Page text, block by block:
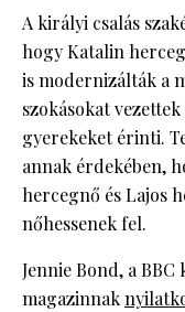
A királyi csalás
hogy Katalin
is modernizálták a
szokásokat
gyerekeket érinti.
annak érdekében,
hercegnő és Lajos
nőhessenek fel.
Jennie Bond, a
magazinnak